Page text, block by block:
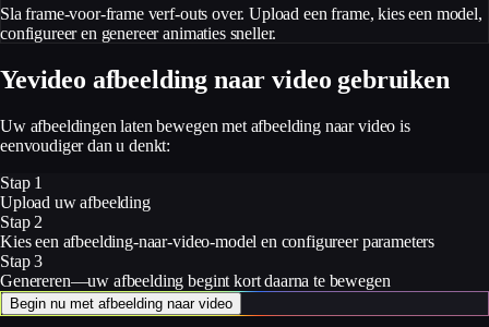
Sla frame-voor-frame verf-outs over. Upload een frame, kies een model,
configureer en genereer animaties sneller.
Yevideo afbeelding naar video gebruiken
Uw afbeeldingen laten bewegen met afbeelding naar video is
eenvoudiger dan u denkt:
Stap 1
Upload uw afbeelding
Stap 2
Kies een afbeelding-naar-video-model en configureer parameters
Stap 3
Genereren—uw afbeelding begint kort daarna te bewegen
Begin nu met afbeelding naar video